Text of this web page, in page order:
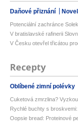
Daňové přiznání
Potenciální zachránce
V bratislavské rafinerii
V Česku otevřel třicátou
Recepty
Oblíbené zimní polévky
Cuketová zmrzlina?
Rychlé buchty s
Oopsie bread: Proteinové